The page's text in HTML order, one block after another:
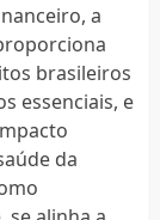
a
brasileiros
essenciais, e
da